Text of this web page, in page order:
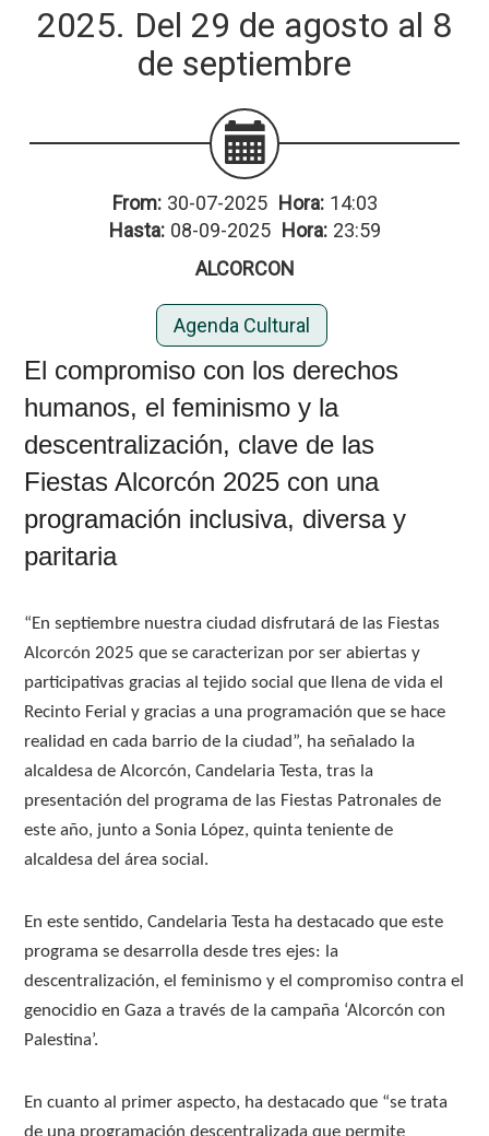
2025. Del 29 de agosto al 8
de septiembre
From: 30-07-2025 Hora: 14:03
Hasta: 08-09-2025 Hora: 23:59
ALCORCON
Agenda Cultural
El compromiso con los derechos
humanos, el feminismo y la
descentralización, clave de las
Fiestas Alcorcón 2025 con una
programación inclusiva, diversa y
paritaria
“En septiembre nuestra ciudad disfrutará de las Fiestas
Alcorcón 2025 que se caracterizan por ser abiertas y
participativas gracias al tejido social que llena de vida el
Recinto Ferial y gracias a una programación que se hace
realidad en cada barrio de la ciudad”, ha señalado la
alcaldesa de Alcorcón, Candelaria Testa, tras la
presentación del programa de las Fiestas Patronales de
este año, junto a Sonia López, quinta teniente de
alcaldesa del área social.
En este sentido, Candelaria Testa ha destacado que este
programa se desarrolla desde tres ejes: la
descentralización, el feminismo y el compromiso contra el
genocidio en Gaza a través de la campaña ‘Alcorcón con
Palestina’.
En cuanto al primer aspecto, ha destacado que “se trata